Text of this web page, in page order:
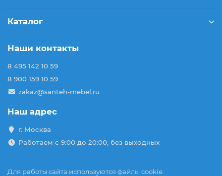
Каталог
Наши контакты
8 495 142 10 59
8 900 159 10 59
zakaz@santeh-mebel.ru
Наш адрес
г. Москва
Работаем с 9:00 до 20:00, без выходных
Для работы сайта используются файлы cookie.